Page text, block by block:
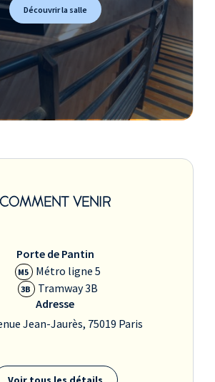
Découvrir la salle
COMMENT VENIR
Porte de Pantin
M5 Métro ligne 5
3B
Tramway 3B
Adresse
Jean-Jaurès, 75019 Paris